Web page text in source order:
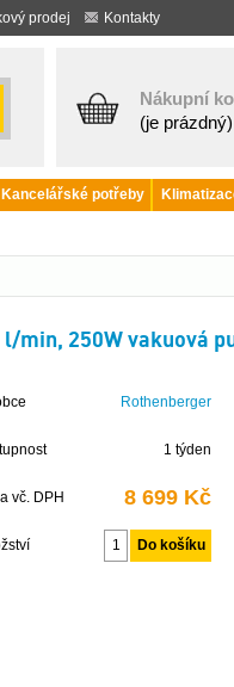
prodej Kontakty
Nákupní
(je prázdný)
Kancelářské potřeby
l/min, 250W vakuová
Rothenberger
1 týden
vč. DPH 8 699 Kč